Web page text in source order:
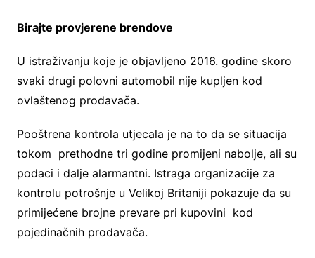
Birajte provjerene brendove
U istraživanju koje je objavljeno 2016. godine skoro
svaki drugi polovni automobil nije kupljen kod
ovlaštenog prodavača.
Pooštrena kontrola utjecala je na to da se situacija
tokom prethodne tri godine promijeni nabolje, ali su
podaci i dalje alarmantni. Istraga organizacije za
kontrolu potrošnje u Velikoj Britaniji pokazuje da su
primijećene brojne prevare pri kupovini kod
pojedinačnih prodavača.